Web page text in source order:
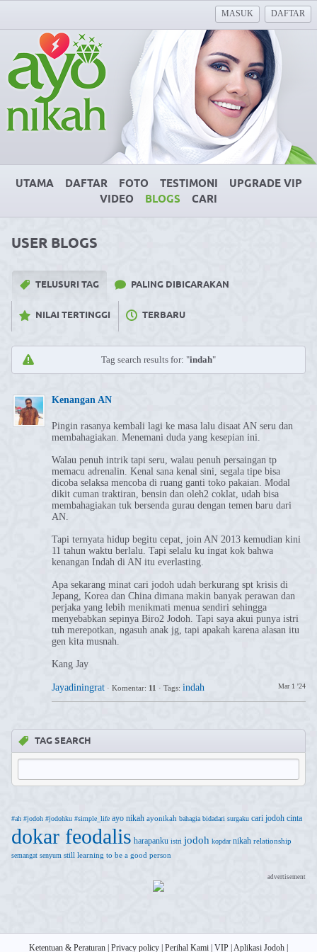
MASUK DAFTAR
UTAMA DAFTAR FOTO TESTIMONI
UPGRADE VIP
VIDEO
BLOGS CARI
USER BLOGS
TELUSURI TAG PALING DIBICARAKAN
NILAI TERTINGGI TERBARU
Tag search results for: "indah"
Kenangan AN
Pingin rasanya kembali lagi ke masa lalu disaat AN seru dan
membahagiakan. Menemani duda yang kesepian ini.
Walau penuh intrik tapi seru, walau penuh persaingan tp
memacu adrenalin. Kenal sana kenal sini, segala tipe bisa
dicoba selaksa mencoba di ruang ganti toko pakaian. Modal
dikit cuman traktiran, bensin dan oleh2 coklat, udah bisa
membahagiakan tuk bersenda gurau dengan temen baru dari
AN.
Tapi ternyata hidup begitu cepat, join AN 2013 kemudian kini
11 tahun waktu berlalu. Tapi selalu ku ingat kok bahwa
kenangan Indah di AN itu everlasting.
Apa sekarang minat cari jodoh udah berkurang spt krisis di
Jepang, Korea dan China dimana makin banyak perawan dan
perjaka yang lebih menikmati menua sendiri sehingga
menyebabkan sepinya Biro2 Jodoh. Tapi saya akui punya istri
tuh merepotkan, ngasuh anak jg, tapi apakah karena alasan itu
gen kita musnah.
Kang Jay
Jayadiningrat Mar 1 '24
· Komentar: 11 · Tags: indah
TAG SEARCH
#ah #jodoh #jodohku #simple_life ayo nikah ayonikah bahagia bidadari surgaku cari jodoh cinta
dokar feodalis harapanku istri jodoh kopdar nikah relationship
semangat senyum still learning to be a good person
advertisement
Ketentuan & Peraturan Privacy policy Perihal Kami VIP Aplikasi Jodoh